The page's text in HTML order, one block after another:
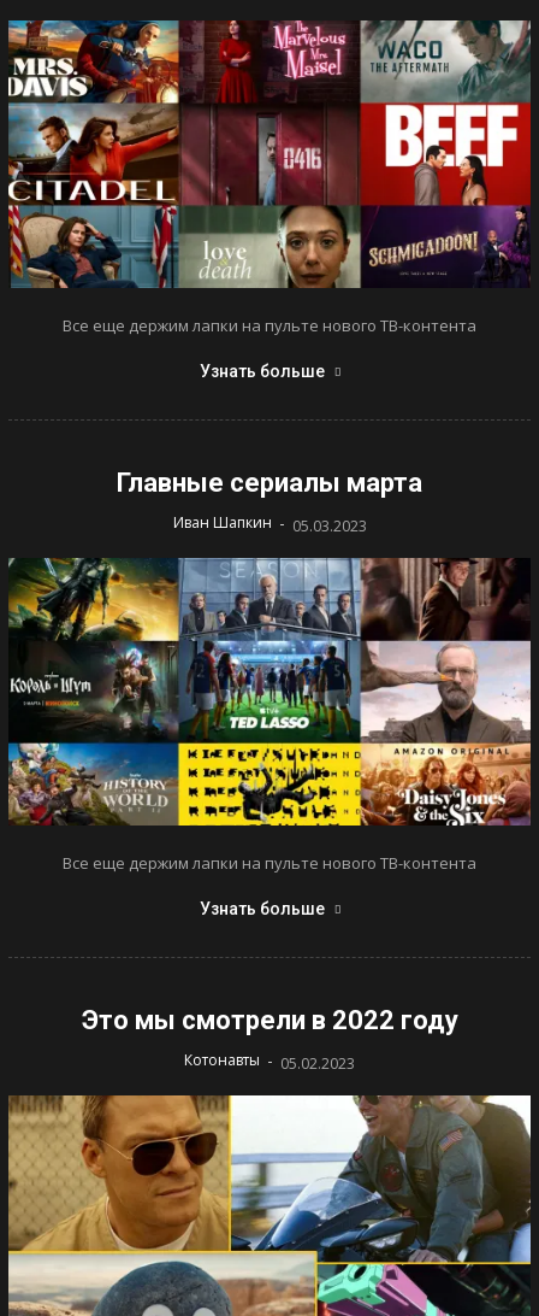
Все еще держим лапки на пульте нового ТВ-контента
Узнать больше
Главные сериалы марта
Иван Шапкин - 05.03.2023
Все еще держим лапки на пульте нового ТВ-контента
Узнать больше
Это мы смотрели в 2022 году
Котонавты - 05.02.2023